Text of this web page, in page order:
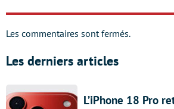
Les commentaires sont fermés.
Les derniers articles
L’iPhone 18 Pro